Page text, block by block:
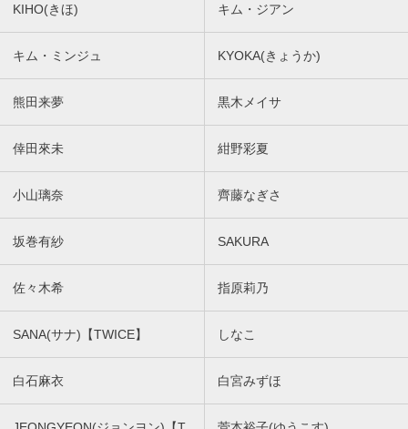
KIHO(きほ) キム・ジアン
キム・ミンジュ KYOKA(きょうか)
熊田来夢 黒木メイサ
倖田來未 紺野彩夏
小山璃奈 齊藤なぎさ
坂巻有紗 SAKURA
佐々木希 指原莉乃
SANA(サナ)【TWICE】 しなこ
白石麻衣 白宮みずほ